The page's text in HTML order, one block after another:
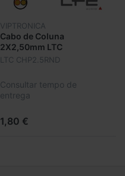
VIPTRONICA
Cabo de Coluna
2X2,50mm LTC
CHP2.5RND
LTC CHP2.5RND
Consultar tempo de
entrega
1,80 €